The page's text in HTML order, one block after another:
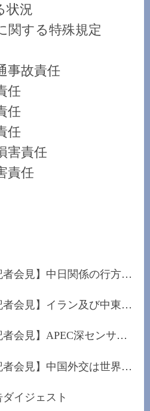
状況
関する特殊規定
事故責任
任
任
任
害責任
責任
【王毅外交部部長記者会見】中日関係の行方は日本...
【王毅外交部部長記者会見】イラン及び中東に堅持...
【王毅外交部部長記者会見】APEC深センサミットを...
【王毅外交部部長記者会見】中国外交は世界的な混...
イジェスト